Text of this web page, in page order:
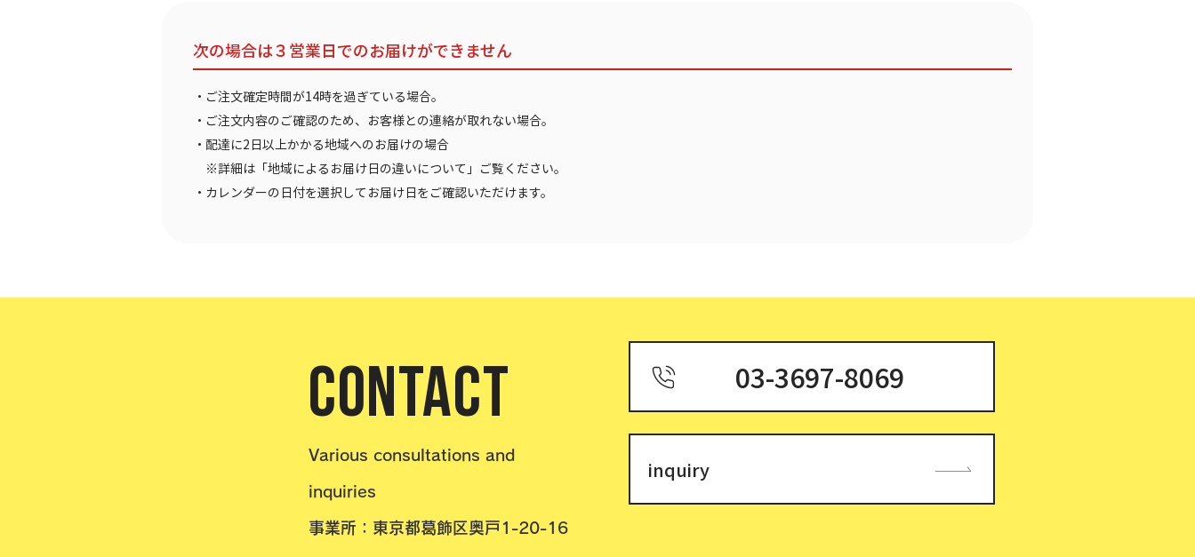
次の場合は３営業日でのお届けができません
・ご注文確定時間が14時を過ぎている場合。
・ご注文内容のご確認のため、お客様との連絡が取れない場合。
・配達に2日以上かかる地域へのお届けの場合
※詳細は「地域によるお届け日の違いについて」ご覧ください。
・カレンダーの日付を選択してお届け日をご確認いただけます。
CONTACT
Various consultations and
inquiries
事業所：東京都葛飾区奥戸1-20-16
03-3697-8069
inquiry